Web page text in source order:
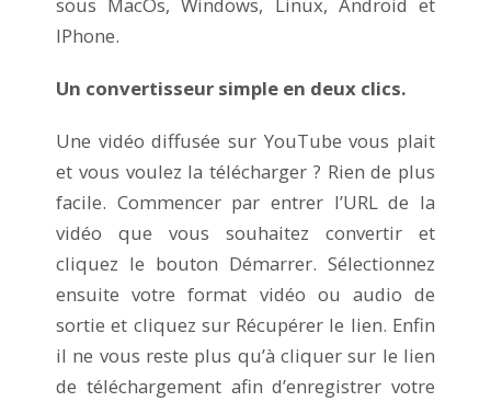
IPhone.
Un convertisseur simple en deux clics.
Une vidéo diffusée sur YouTube vous plait
et vous voulez la télécharger ? Rien de plus
facile. Commencer par entrer l’URL de la
vidéo que vous souhaitez convertir et
cliquez le bouton Démarrer. Sélectionnez
ensuite votre format vidéo ou audio de
sortie et cliquez sur Récupérer le lien. Enfin
il ne vous reste plus qu’à cliquer sur le lien
de téléchargement afin d’enregistrer votre